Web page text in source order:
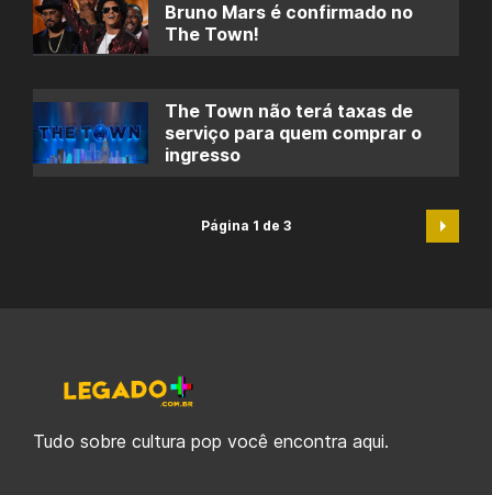
Bruno Mars é confirmado no
The Town!
The Town não terá taxas de
serviço para quem comprar o
ingresso
Página 1 de 3
Tudo sobre cultura pop você encontra aqui.